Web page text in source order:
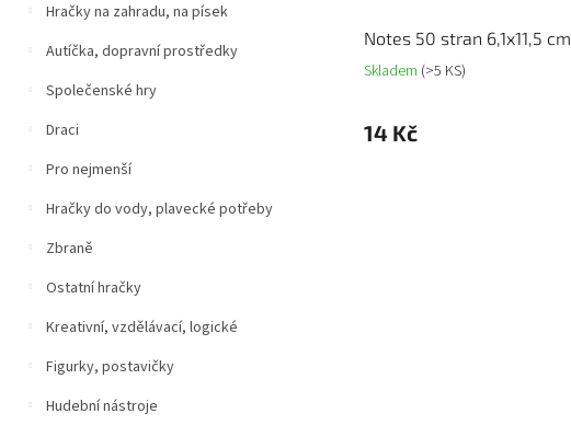
Hračky na zahradu, na písek
Autíčka, dopravní prostředky
Společenské hry
Draci
Pro nejmenší
Hračky do vody, plavecké potřeby
Zbraně
Ostatní hračky
Kreativní, vzdělávací, logické
Figurky, postavičky
Hudební nástroje
Notes 50 stran 6,1x11,5 cm
Skladem (>5 KS)
14 Kč